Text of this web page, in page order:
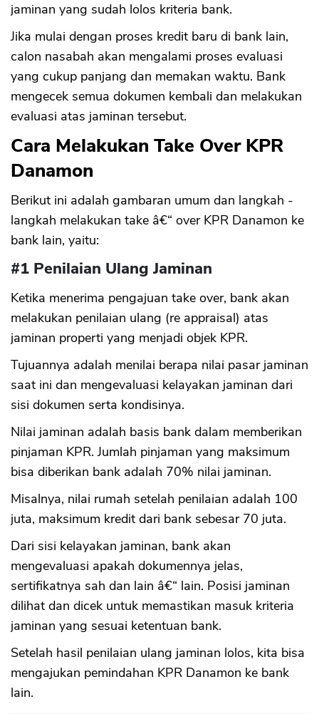
jaminan yang sudah lolos kriteria bank.
Jika mulai dengan proses kredit baru di bank lain,
calon nasabah akan mengalami proses evaluasi
yang cukup panjang dan memakan waktu. Bank
mengecek semua dokumen kembali dan melakukan
evaluasi atas jaminan tersebut.
Cara Melakukan Take Over KPR
Danamon
Berikut ini adalah gambaran umum dan langkah -
langkah melakukan take â€“ over KPR Danamon ke
bank lain, yaitu:
#1 Penilaian Ulang Jaminan
Ketika menerima pengajuan take over, bank akan
melakukan penilaian ulang (re appraisal) atas
jaminan properti yang menjadi objek KPR.
Tujuannya adalah menilai berapa nilai pasar jaminan
saat ini dan mengevaluasi kelayakan jaminan dari
sisi dokumen serta kondisinya.
Nilai jaminan adalah basis bank dalam memberikan
pinjaman KPR. Jumlah pinjaman yang maksimum
bisa diberikan bank adalah 70% nilai jaminan.
Misalnya, nilai rumah setelah penilaian adalah 100
juta, maksimum kredit dari bank sebesar 70 juta.
Dari sisi kelayakan jaminan, bank akan
mengevaluasi apakah dokumennya jelas,
sertifikatnya sah dan lain â€“ lain. Posisi jaminan
dilihat dan dicek untuk memastikan masuk kriteria
jaminan yang sesuai ketentuan bank.
Setelah hasil penilaian ulang jaminan lolos, kita bisa
mengajukan pemindahan KPR Danamon ke bank
lain.